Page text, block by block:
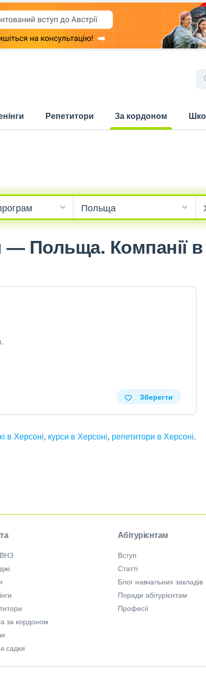
Репетитори
За кордоном
— Польща. Компанії в
Зберегти
в Херсоні, курси в Херсоні, репетитори в Херсоні.
за кордоном
садки
Абітурієнтам
Вступ
Статті
Блог навчальних закладів
Поради абітурієнтам
Професії